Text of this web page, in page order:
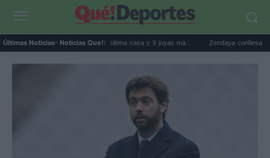
Últimas Noticias- Noticias Que!:
Estrenos de streaming: La última casa y 9 joyas má... Zendaya confiesa que 'Lo